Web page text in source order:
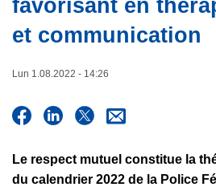
e
favorisant en
et communication
Lun 1.08.2022 - 14:26
Le respect mutuel constitue la
du calendrier 2022 de la Police